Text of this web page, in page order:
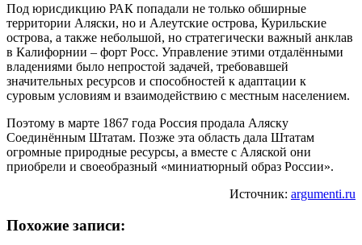
Под юрисдикцию РАК попадали не только обширные
территории Аляски, но и Алеутские острова, Курильские
острова, а также небольшой, но стратегически важный анклав
в Калифорнии – форт Росс. Управление этими отдалёнными
владениями было непростой задачей, требовавшей
значительных ресурсов и способностей к адаптации к
суровым условиям и взаимодействию с местным населением.
Поэтому в марте 1867 года Россия продала Аляску
Соединённым Штатам. Позже эта область дала Штатам
огромные природные ресурсы, а вместе с Аляской они
приобрели и своеобразный «миниатюрный образ России».
Источник: argumenti.ru
Похожие записи: